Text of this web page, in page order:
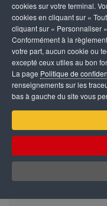
cookies sur votre terminal.
cookies en cliquant sur «
cliquant sur « Personnaliser
Conformément à la
votre part, aucun cookie ou
excepté ceux utiles au bon
La page Politique de
renseignements sur les
bas à gauche du site vous
Jeune Public
Date